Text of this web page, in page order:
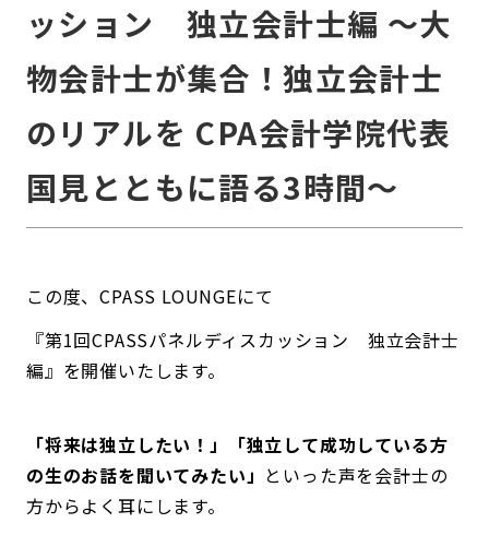
ッション 独立会計士編 ～大
物会計士が集合！独立会計士
のリアルを CPA会計学院代表
国見とともに語る3時間～
この度、CPASS LOUNGEにて
『第1回CPASSパネルディスカッション 独立会計士
編』を開催いたします。
「将来は独立したい！」「独立して成功している方
の生のお話を聞いてみたい」 といった声を会計士の
方からよく耳にします。